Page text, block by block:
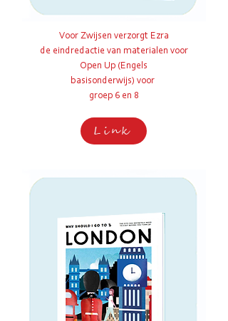
Voor Zwijsen verzorgt Ezra
deeindredactie van materialen voor
Open Up (Engels
basisonderwijs) voor
groep 6 en 8
Link